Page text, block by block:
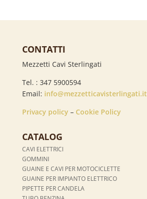
CONTATTI
Mezzetti Cavi Sterlingati
Tel. : 347 5900594
Email: info@mezzetticavisterlingati.it
Privacy policy– Cookie Policy
CATALOG
CAVI ELETTRICI
GOMMINI
GUAINE E CAVI PER MOTOCICLETTE
GUAINE PER IMPIANTO ELETTRICO
PIPETTE PER CANDELA